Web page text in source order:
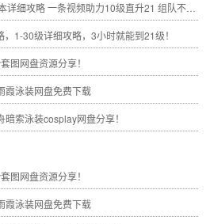
细攻略 一条视频助力10级直升21 组队不求人
1-30级详细攻略，3小时就能到21级！
图网盘资源分享！
霞泳装网盘免费下载
索泳装cosplay网盘分享！
图网盘资源分享！
霞泳装网盘免费下载